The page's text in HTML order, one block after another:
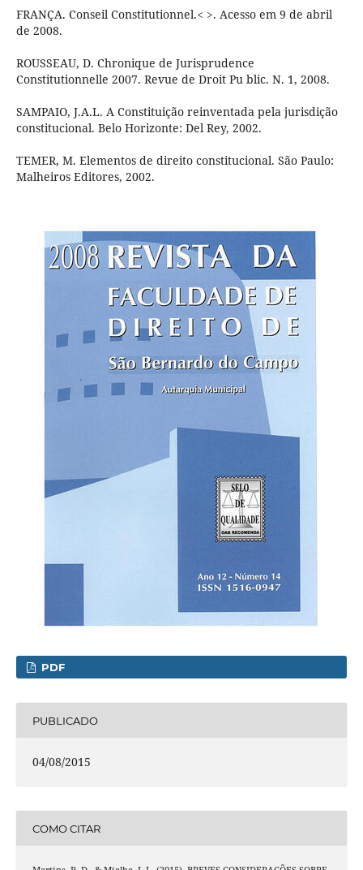
FRANÇA. Conseil Constitutionnel.< >. Acesso em 9 de abril
de 2008.
ROUSSEAU, D. Chronique de Jurisprudence
Constitutionnelle 2007. Revue de Droit Pu blic. N. 1, 2008.
SAMPAIO, J.A.L. A Constituição reinventada pela jurisdição
constitucional. Belo Horizonte: Del Rey, 2002.
TEMER, M. Elementos de direito constitucional. São Paulo:
Malheiros Editores, 2002.
PDF
PUBLICADO
04/08/2015
COMO CITAR